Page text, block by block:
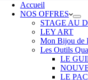
Accueil
NOS OFFRES
STAGE AU
LEY ART
Mon Bijou de
Les Outils
LE
LE